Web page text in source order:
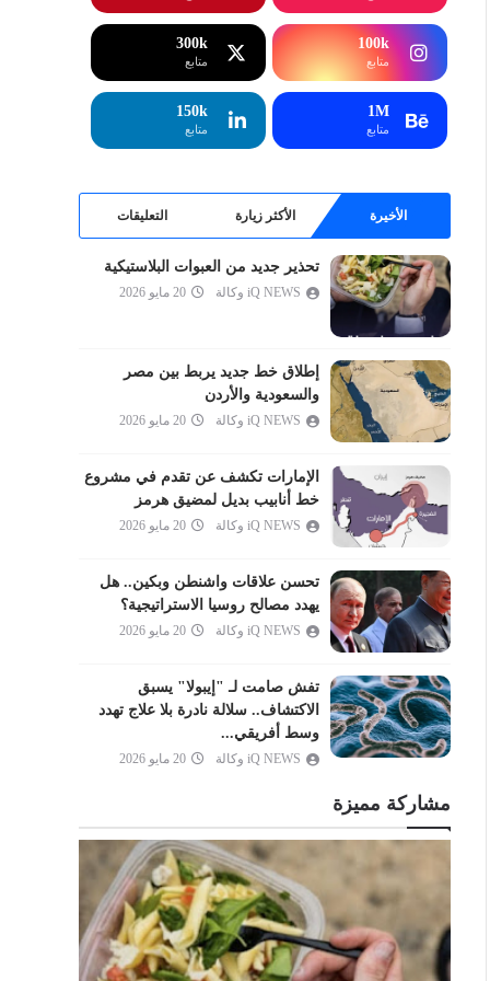
الحجر
الإسراء
الكهف
الأنبياء
الحج
المؤمنون
النور
الفرقان
الشعراء
النمل
القصص
العنكبوت
الروم
السجدة
الأحزاب
فاطر
يس
الصافات
ص
الزمر
فصلت
الشورى
الزخرف
100k
متابع
300k
متابع
1M
متابع
150k
متابع
الأخيرة الأكثر زيارة التعليقات
تحذير جديد من العبوات البلاستيكية
iQ NEWS وكالة 20 مايو 2026
إطلاق خط جديد يربط بين مصر
والسعودية والأردن
iQ NEWS وكالة 20 مايو 2026
الإمارات تكشف عن تقدم في مشروع
خط أنابيب بديل لمضيق هرمز
iQ NEWS وكالة 20 مايو 2026
تحسن علاقات واشنطن وبكين.. هل
يهدد مصالح روسيا الاستراتيجية؟
iQ NEWS وكالة 20 مايو 2026
تفش صامت لـ "إيبولا" يسبق
الاكتشاف.. سلالة نادرة بلا علاج تهدد
وسط أفريقي...
iQ NEWS وكالة 20 مايو 2026
مشاركة مميزة